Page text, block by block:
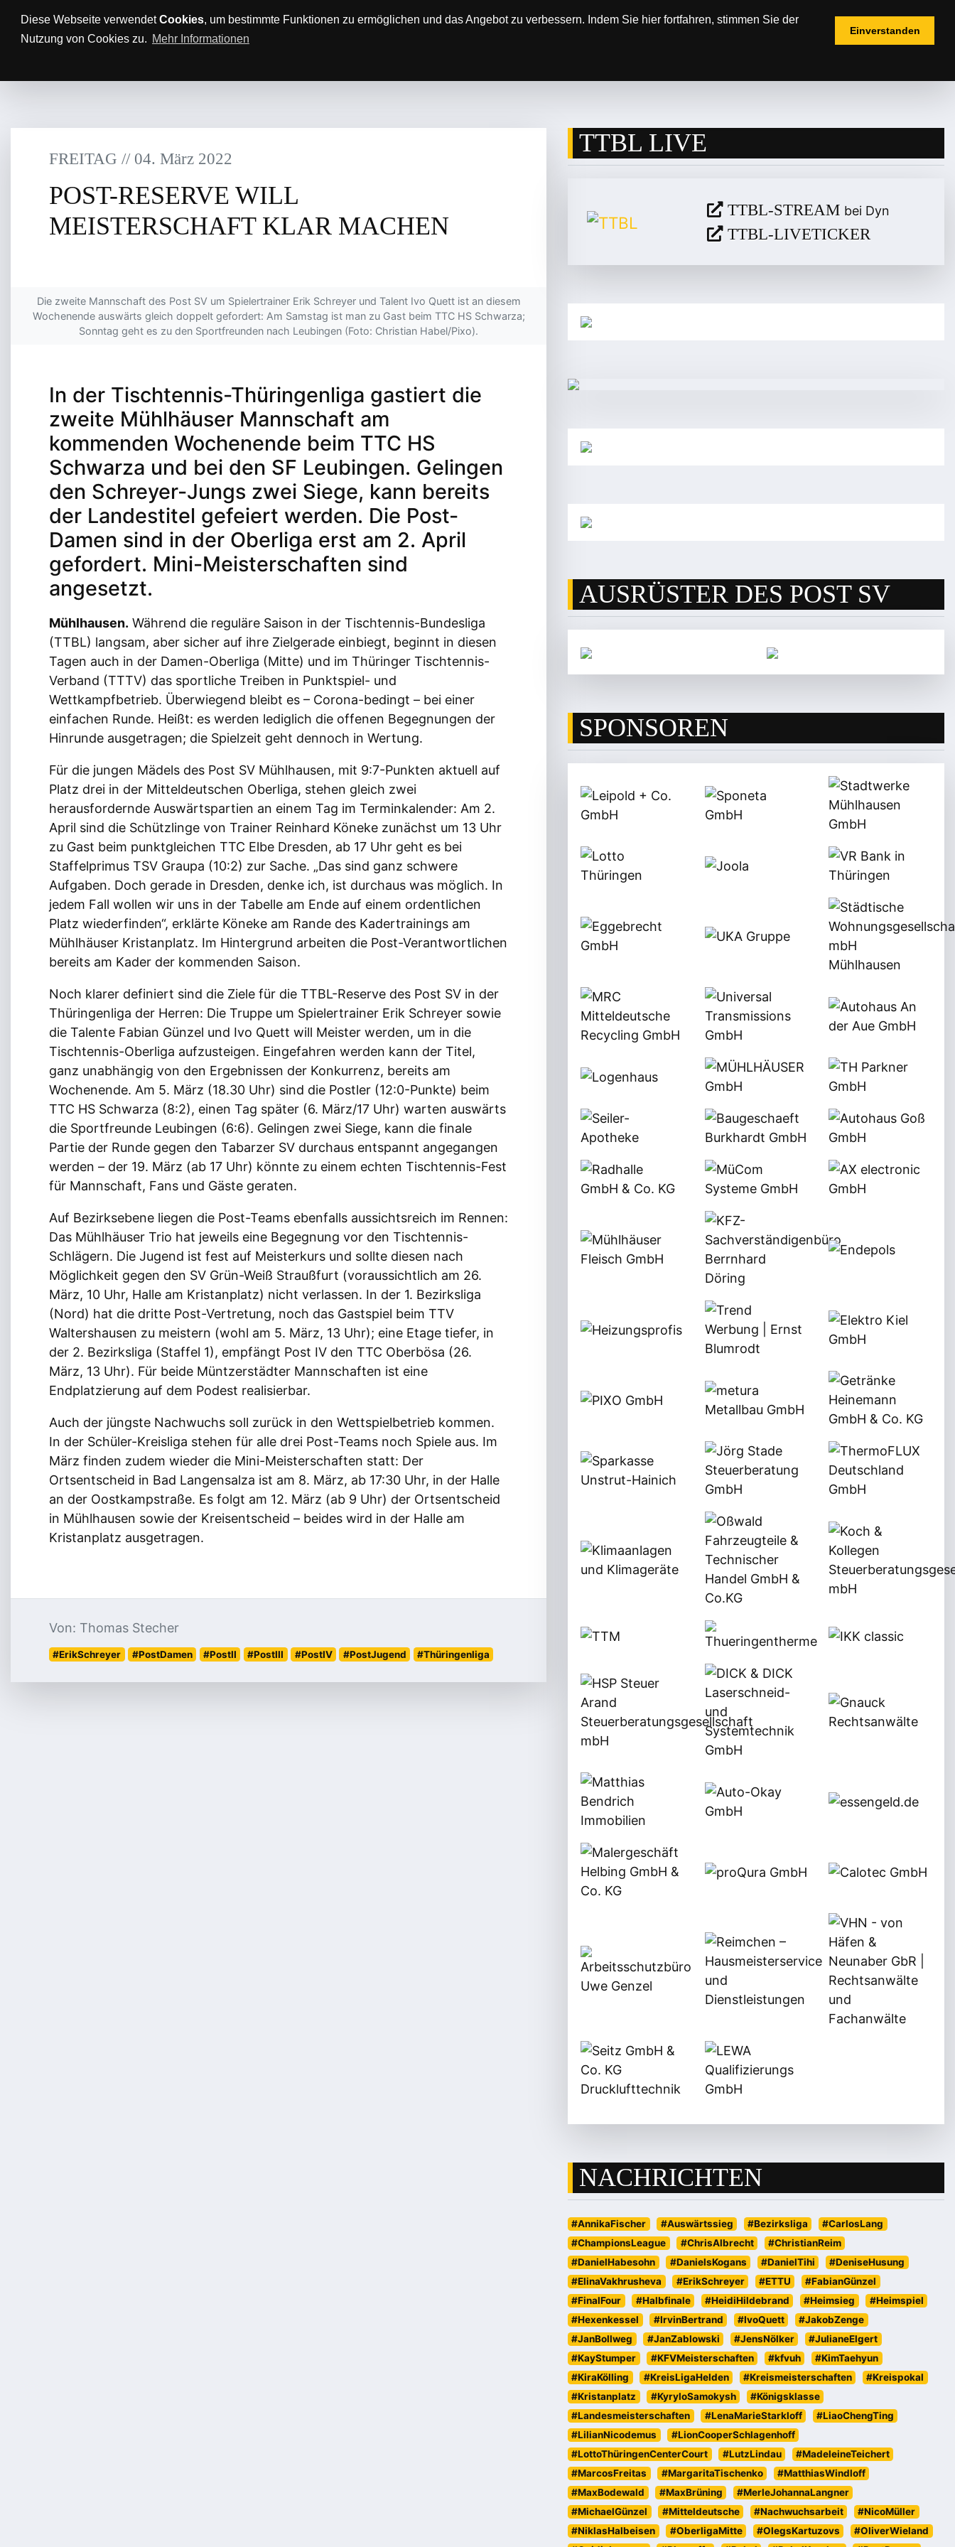
Diese Webseite verwendetCookies, um bestimmte Funktionen zu ermöglichen und das Angebot zu verbessern. Indem Sie hier fortfahren, stimmen Sie der
Nutzung von Cookies zu. Mehr Informationen
Einverstanden
Anfahrt/Parkplätze Impressum Datenschutz
FREITAG // 04. März 2022
POST-RESERVE WILL
MEISTERSCHAFT KLAR MACHEN
Die zweite Mannschaft des Post SV um Spielertrainer Erik Schreyer und Talent Ivo Quett ist an diesem
Wochenende auswärts gleich doppelt gefordert: Am Samstag ist man zu Gast beim TTC HS Schwarza;
Sonntag geht es zu den Sportfreunden nach Leubingen (Foto: Christian Habel/Pixo).
In der Tischtennis-Thüringenliga gastiert die
zweite Mühlhäuser Mannschaft am
kommenden Wochenende beim TTC HS
Schwarza und bei den SF Leubingen. Gelingen
den Schreyer-Jungs zwei Siege, kann bereits
der Landestitel gefeiert werden. Die Post-
Damen sind in der Oberliga erst am 2. April
gefordert. Mini-Meisterschaften sind
angesetzt.
Mühlhausen. Während die reguläre Saison in der Tischtennis-Bundesliga
(TTBL) langsam, aber sicher auf ihre Zielgerade einbiegt, beginnt in diesen
Tagen auch in der Damen-Oberliga (Mitte) und im Thüringer Tischtennis-
Verband (TTTV) das sportliche Treiben in Punktspiel- und
Wettkampfbetrieb. Überwiegend bleibt es – Corona-bedingt – bei einer
einfachen Runde. Heißt: es werden lediglich die offenen Begegnungen der
Hinrunde ausgetragen; die Spielzeit geht dennoch in Wertung.
Für die jungen Mädels des Post SV Mühlhausen, mit 9:7-Punkten aktuell auf
Platz drei in der Mitteldeutschen Oberliga, stehen gleich zwei
herausfordernde Auswärtspartien an einem Tag im Terminkalender: Am 2.
April sind die Schützlinge von Trainer Reinhard Köneke zunächst um 13 Uhr
zu Gast beim punktgleichen TTC Elbe Dresden, ab 17 Uhr geht es bei
Staffelprimus TSV Graupa (10:2) zur Sache. „Das sind ganz schwere
Aufgaben. Doch gerade in Dresden, denke ich, ist durchaus was möglich. In
jedem Fall wollen wir uns in der Tabelle am Ende auf einem ordentlichen
Platz wiederfinden“, erklärte Köneke am Rande des Kadertrainings am
Mühlhäuser Kristanplatz. Im Hintergrund arbeiten die Post-Verantwortlichen
bereits am Kader der kommenden Saison.
Noch klarer definiert sind die Ziele für die TTBL-Reserve des Post SV in der
Thüringenliga der Herren: Die Truppe um Spielertrainer Erik Schreyer sowie
die Talente Fabian Günzel und Ivo Quett will Meister werden, um in die
Tischtennis-Oberliga aufzusteigen. Eingefahren werden kann der Titel,
ganz unabhängig von den Ergebnissen der Konkurrenz, bereits am
Wochenende. Am 5. März (18.30 Uhr) sind die Postler (12:0-Punkte) beim
TTC HS Schwarza (8:2), einen Tag später (6. März/17 Uhr) warten auswärts
die Sportfreunde Leubingen (6:6). Gelingen zwei Siege, kann die finale
Partie der Runde gegen den Tabarzer SV durchaus entspannt angegangen
werden – der 19. März (ab 17 Uhr) könnte zu einem echten Tischtennis-Fest
für Mannschaft, Fans und Gäste geraten.
Auf Bezirksebene liegen die Post-Teams ebenfalls aussichtsreich im Rennen:
Das Mühlhäuser Trio hat jeweils eine Begegnung vor den Tischtennis-
Schlägern. Die Jugend ist fest auf Meisterkurs und sollte diesen nach
Möglichkeit gegen den SV Grün-Weiß Straußfurt (voraussichtlich am 26.
März, 10 Uhr, Halle am Kristanplatz) nicht verlassen. In der 1. Bezirksliga
(Nord) hat die dritte Post-Vertretung, noch das Gastspiel beim TTV
Waltershausen zu meistern (wohl am 5. März, 13 Uhr); eine Etage tiefer, in
der 2. Bezirksliga (Staffel 1), empfängt Post IV den TTC Oberbösa (26.
März, 13 Uhr). Für beide Müntzerstädter Mannschaften ist eine
Endplatzierung auf dem Podest realisierbar.
Auch der jüngste Nachwuchs soll zurück in den Wettspielbetrieb kommen.
In der Schüler-Kreisliga stehen für alle drei Post-Teams noch Spiele aus. Im
März finden zudem wieder die Mini-Meisterschaften statt: Der
Ortsentscheid in Bad Langensalza ist am 8. März, ab 17:30 Uhr, in der Halle
an der Oostkampstraße. Es folgt am 12. März (ab 9 Uhr) der Ortsentscheid
in Mühlhausen sowie der Kreisentscheid – beides wird in der Halle am
Kristanplatz ausgetragen.
Von: Thomas Stecher
#ErikSchreyer #PostDamen #PostII #PostIII #PostIV #PostJugend #Thüringenliga
TTBL LIVE
TTBL-STREAM bei Dyn
TTBL-LIVETICKER
AUSRÜSTER DES POST SV
SPONSOREN
NACHRICHTEN
#AnnikaFischer #Auswärtssieg #Bezirksliga
#CarlosLang
#ChampionsLeague
#ChrisAlbrecht
#ChristianReim
#DanielHabesohn
#DanielsKogans #DanielTihi
#DeniseHusung
#ElinaVakhrusheva
#ErikSchreyer #ETTU
#FabianGünzel
#FinalFour
#Halbfinale #HeidiHildebrand #Heimsieg
#Heimspiel
#Hexenkessel
#IrvinBertrand #IvoQuett
#JakobZenge
#JanBollweg
#JanZablowski #JensNölker
#JulianeElgert
#KayStumper
#KFVMeisterschaften #kfvuh
#KimTaehyun
#KiraKölling
#KreisLigaHelden #Kreismeisterschaften
#Kreispokal
#Kristanplatz
#KyryloSamokysh
#Königsklasse
#Landesmeisterschaften
#LenaMarieStarkloff
#LiaoChengTing
#LilianNicodemus
#LionCooperSchlagenhoff
#LottoThüringenCenterCourt
#LutzLindau
#MadeleineTeichert
#MarcosFreitas
#MargaritaTischenko
#MatthiasWindloff
#MaxBodewald
#MaxBrüning
#MerleJohannaLangner
#MichaelGünzel
#Mitteldeutsche #Nachwuchsarbeit
#NicoMüller
#NiklasHalbeisen
#OberligaMitte #OlegsKartuzovs
#OliverWieland